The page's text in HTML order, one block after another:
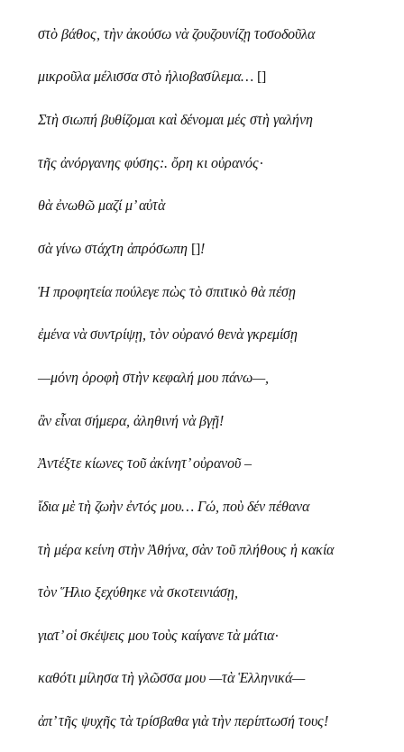
στὸ βάθος, τὴν ἀκούσω νὰ ζουζουνίζῃ τοσοδοῦλα
μικροῦλα μέλισσα στὸ ἡλιοβασίλεμα… []
Στὴ σιωπή βυθίζομαι καὶ δένομαι μές στὴ γαλήνη
τῆς ἀνόργανης φύσης:. ὄρη κι οὐρανός·
θὰ ἐνωθῶ μαζί μ’ αὐτὰ
σὰ γίνω στάχτη ἀπρόσωπη []!
Ἡ προφητεία πούλεγε πὼς τὸ σπιτικὸ θὰ πέσῃ
ἐμένα νὰ συντρίψῃ, τὸν οὐρανό θενὰ γκρεμίσῃ
—μόνη ὀροφὴ στὴν κεφαλή μου πάνω—,
ἂν εἶναι σήμερα, ἀληθινή νὰ βγῇ!
Ἀντέξτε κίωνες τοῦ ἀκίνητ’ οὐρανοῦ –
ἴδια μὲ τὴ ζωὴν ἐντός μου… Γώ, ποὺ δέν πέθανα
τὴ μέρα κείνη στὴν Ἀθήνα, σὰν τοῦ πλήθους ἡ κακία
τὸν Ἥλιο ξεχύθηκε νὰ σκοτεινιάσῃ,
γιατ’ οἱ σκέψεις μου τοὺς καίγανε τὰ μάτια·
καθότι μίλησα τὴ γλῶσσα μου —τὰ Ἑλληνικά—
ἀπ’ τῆς ψυχῆς τὰ τρίσβαθα γιὰ τὴν περίπτωσή τους!